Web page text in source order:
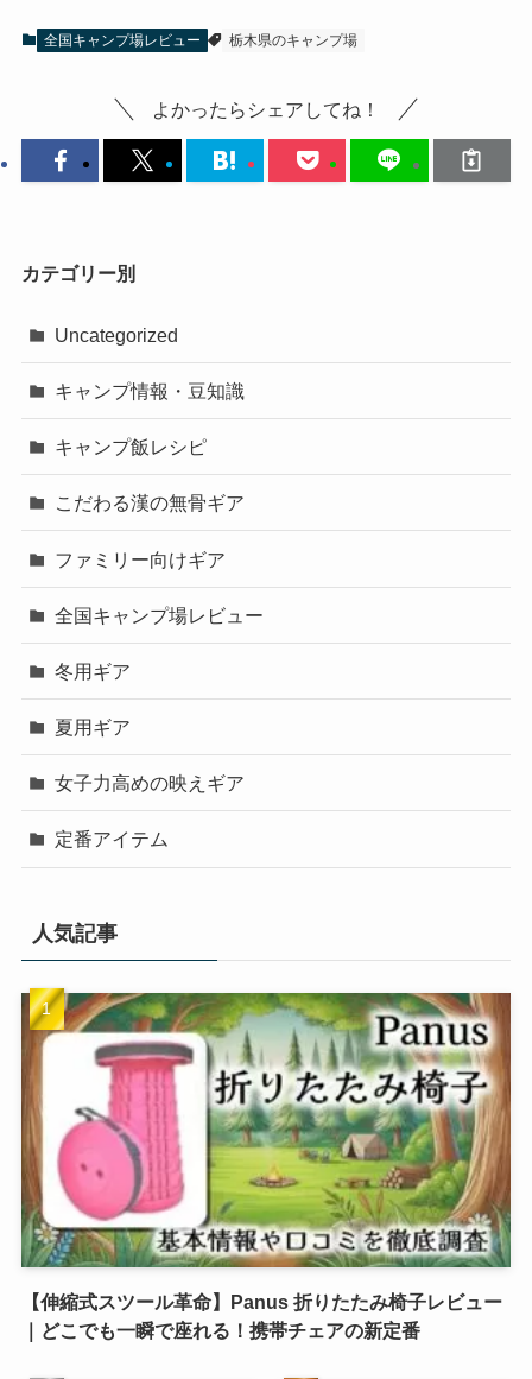
全国キャンプ場レビュー 栃木県のキャンプ場
よかったらシェアしてね！
カテゴリー別
Uncategorized
キャンプ情報・豆知識
キャンプ飯レシピ
こだわる漢の無骨ギア
ファミリー向けギア
全国キャンプ場レビュー
冬用ギア
夏用ギア
女子力高めの映えギア
定番アイテム
人気記事
【伸縮式スツール革命】Panus 折りたたみ椅子レビュー
｜どこでも一瞬で座れる！携帯チェアの新定番